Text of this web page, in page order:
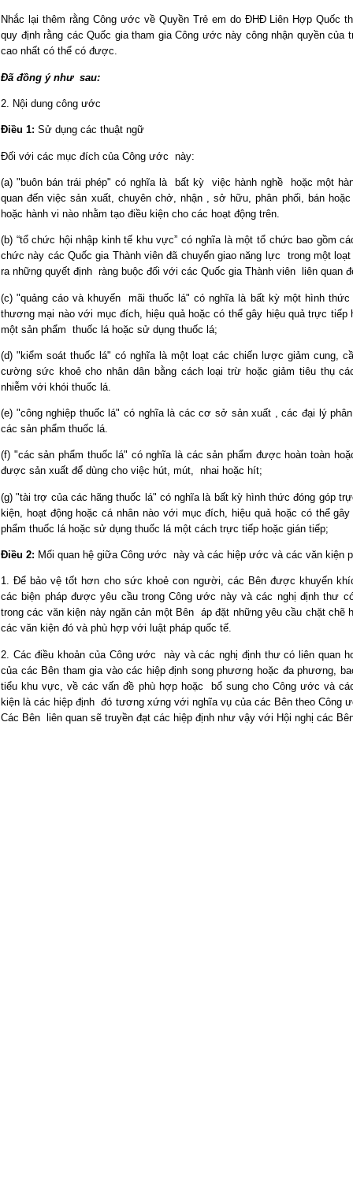
Nhắc lại thêm rằng Công ước về Quyền Trẻ em do ĐHĐ Liên Hợp Quốc
quy định rằng các Quốc gia tham gia Công ước này công nhận quyền
cao nhất có thể có được.
Đã đồng ý như sau:
2. Nội dung công ước
Điều 1: Sử dụng các thuật ngữ
Đối với các mục đích của Công ước này:
(a) "buôn bán trái phép" có nghĩa là bất kỳ việc hành nghề hoặc một
quan đến việc sản xuất, chuyên chở, nhận , sở hữu, phân phối, bán
hoặc hành vi nào nhằm tạo điều kiện cho các hoạt động trên.
(b) “tổ chức hội nhập kinh tế khu vực” có nghĩa là một tổ chức bao gồm
chức này các Quốc gia Thành viên đã chuyển giao năng lực trong một
ra những quyết định ràng buộc đối với các Quốc gia Thành viên liên quan
(c) "quảng cáo và khuyến mãi thuốc lá" có nghĩa là bất kỳ một hình thức
thương mại nào với mục đích, hiệu quả hoặc có thể gây hiệu quả trực
một sản phẩm thuốc lá hoặc sử dụng thuốc lá;
(d) "kiểm soát thuốc lá" có nghĩa là một loạt các chiến lược giảm cung,
cường sức khoẻ cho nhân dân bằng cách loại trừ hoặc giảm tiêu thụ
nhiễm với khói thuốc lá.
(e) "công nghiệp thuốc lá" có nghĩa là các cơ sở sản xuất , các đại lý
các sản phẩm thuốc lá.
(f) "các sản phẩm thuốc lá" có nghĩa là các sản phẩm được hoàn toàn
được sản xuất để dùng cho việc hút, mút, nhai hoặc hít;
(g) "tài trợ của các hãng thuốc lá" có nghĩa là bất kỳ hình thức đóng góp
kiện, hoạt động hoặc cá nhân nào với mục đích, hiệu quả hoặc có thể
phẩm thuốc lá hoặc sử dụng thuốc lá một cách trực tiếp hoặc gián tiếp;
Điều 2: Mối quan hệ giữa Công ước này và các hiệp ước và các văn kiện
1. Để bảo vệ tốt hơn cho sức khoẻ con người, các Bên được khuyến
các biện pháp được yêu cầu trong Công ước này và các nghị định thư
trong các văn kiện này ngăn cản một Bên áp đặt những yêu cầu chặt chẽ
các văn kiện đó và phù hợp với luật pháp quốc tế.
2. Các điều khoản của Công ước này và các nghị định thư có liên quan
của các Bên tham gia vào các hiệp định song phương hoặc đa phương,
tiểu khu vực, về các vấn đề phù hợp hoặc bổ sung cho Công ước và
kiện là các hiệp định đó tương xứng với nghĩa vụ của các Bên theo Công
Các Bên liên quan sẽ truyền đạt các hiệp định như vậy với Hội nghị các